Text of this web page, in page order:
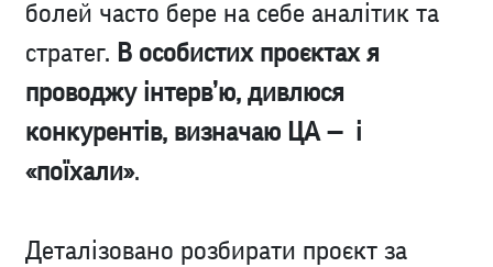
болей часто бере на себе аналітик та
стратег. В особистих проєктах я
проводжу інтерв’ю, дивлюся
конкурентів, визначаю ЦА — і
«поїхали».
Деталізовано розбирати проєкт за